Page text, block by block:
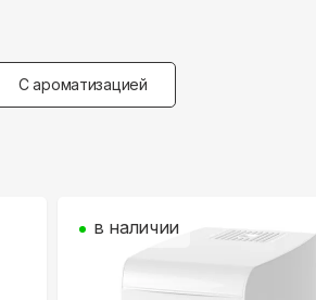
С ароматизацией
в наличии